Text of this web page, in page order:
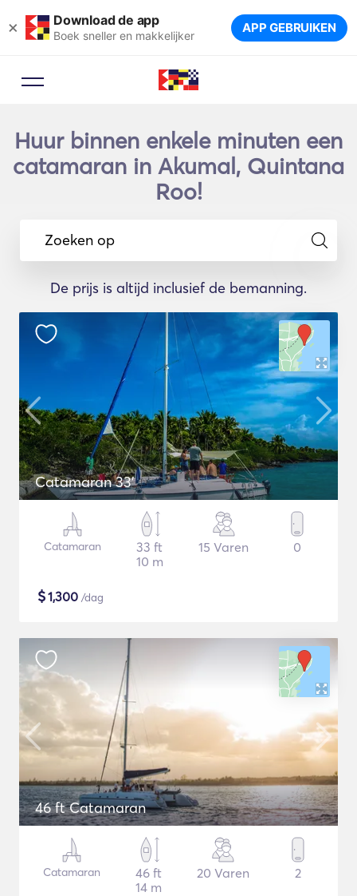
× Download de app
Boek sneller en makkelijker APP GEBRUIKEN
Huur binnen enkele minuten een
catamaran in Akumal, Quintana
Roo!
Zoeken op
De prijs is altijd inclusief de bemanning.
Catamaran 33'
Catamaran
33 ft
10 m
15 Varen 0
$1,300 /dag
46 ft Catamaran
Catamaran
46 ft
14 m
20 Varen 2